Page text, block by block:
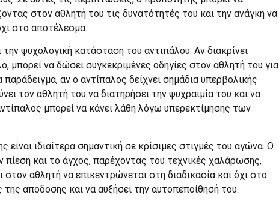
στον αθλητή του τις δυνατότητές του και την ανάγκη να
στο αποτέλεσμα.
ψυχολογική κατάσταση του αντιπάλου. Αν διακρίνει
μπορεί να δώσει συγκεκριμένες οδηγίες στον αθλητή του για
αν ο αντίπαλος δείχνει σημάδια υπερβολικής
τον αθλητή του να διατηρήσει την ψυχραιμία του και να
μπορεί να κάνει λάθη λόγω υπερεκτίμησης των
ιδιαίτερα σημαντική σε κρίσιμες στιγμές του αγώνα. Ο
πίεση και το άγχος, παρέχοντας του τεχνικές χαλάρωσης,
αθλητή να επικεντρώνεται στη διαδικασία και όχι στο
απόδοσης και να αυξήσει την αυτοπεποίθησή του.